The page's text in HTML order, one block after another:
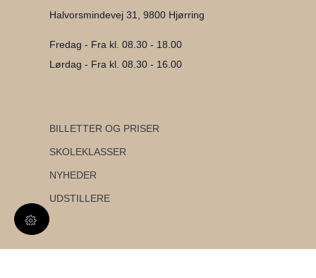
Halvorsmindevej 31, 9800 Hjørring
Fredag - Fra kl. 08.30 - 18.00
Lørdag - Fra kl. 08.30 - 16.00
BILLETTER OG PRISER
SKOLEKLASSER
NYHEDER
UDSTILLERE